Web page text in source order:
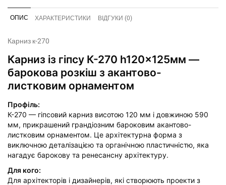
ОПИС ХАРАКТЕРИСТИКИ ВІДГУКИ (0)
Карниз к-270
Карниз із гіпсу К-270 h120x125мм —
барокова розкіш з акантово-
листковим орнаментом
Профіль:
К-270 — гіпсовий карниз висотою 120 мм і довжиною 590
мм, прикрашений грандіозним бароковим акантово-
листковим орнаментом. Це архітектурна форма з
виключною деталізацією та органічною пластичністю, яка
нагадує барокову та ренесансну архітектуру.
Для кого:
Для архітекторів і дизайнерів, які створюють проекти з